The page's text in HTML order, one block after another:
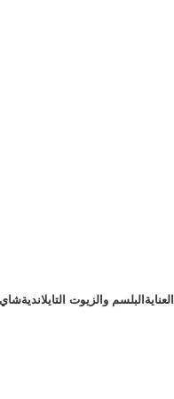
العناية البلسم والزيوت التايلانديةشاي